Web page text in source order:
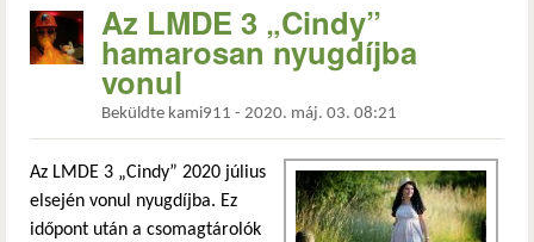
Az LMDE 3 „Cindy”
hamarosan nyugdíjba
vonul
Beküldte kami911 - 2020. máj. 03. 08:21
Az LMDE 3 „Cindy” 2020 július
elsején vonul nyugdíjba. Ez
időpont után a csomagtárolók